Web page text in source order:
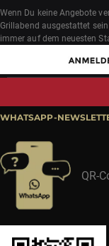
Wenn Du keine Angebote
Grillabend ausgestattet
immer auf dem neuesten
WHATSAPP-
QR-